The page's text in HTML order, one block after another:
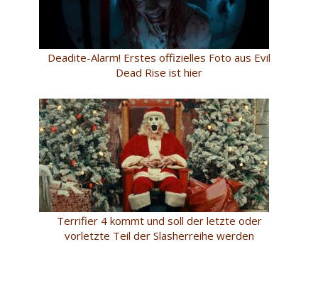
Deadite-Alarm! Erstes offizielles Foto aus Evil
Dead Rise ist hier
Terrifier 4 kommt und soll der letzte oder
vorletzte Teil der Slasherreihe werden